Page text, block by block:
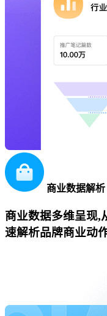
商业数据解析
商业数据多维呈现,
速解析品牌商业动